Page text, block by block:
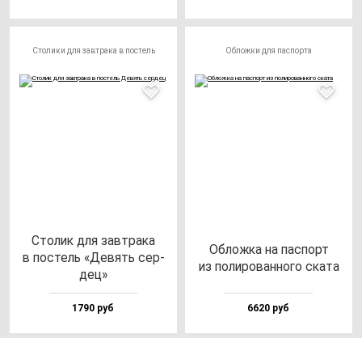
Столики для завтрака в постель
Сто­лик для зав­тра­ка
в пос­тель «Девять cер­
дец»
1790 руб
Обложки для паспорта
Облож­ка на пас­порт
из по­ли­ро­ван­но­го ска­та
6620 руб